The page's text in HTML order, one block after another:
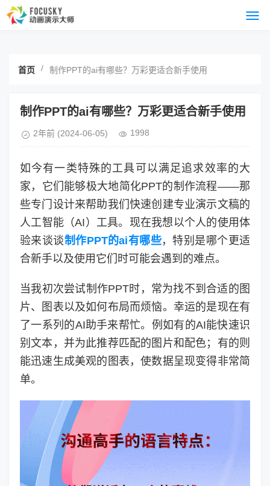
首页 / 制作PPT的ai有哪些？万彩更适合新手使用
制作PPT的ai有哪些？万彩更适合新手使用
2年前 (2024-06-05) 1998
如今有一类特殊的工具可以满足追求效率的大
家，它们能够极大地简化PPT的制作流程——那
些专门设计来帮助我们快速创建专业演示文稿的
人工智能（AI）工具。现在我想以个人的使用体
验来谈谈制作PPT的ai有哪些，特别是哪个更适
合新手以及使用它们时可能会遇到的难点。
当我初次尝试制作PPT时，常为找不到合适的图
片、图表以及如何布局而烦恼。幸运的是现在有
了一系列的AI助手来帮忙。例如有的AI能快速识
别文本，并为此推荐匹配的图片和配色；有的则
能迅速生成美观的图表，使数据呈现变得非常简
单。